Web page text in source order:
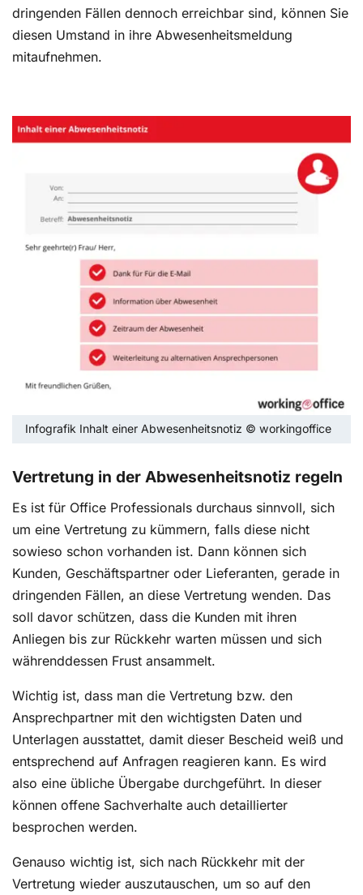
dringenden Fällen dennoch erreichbar sind, können Sie
diesen Umstand in ihre Abwesenheitsmeldung
mitaufnehmen.
Infografik Inhalt einer Abwesenheitsnotiz © workingoffice
Vertretung in der Abwesenheitsnotiz regeln
Es ist für Office Professionals durchaus sinnvoll, sich
um eine Vertretung zu kümmern, falls diese nicht
sowieso schon vorhanden ist. Dann können sich
Kunden, Geschäftspartner oder Lieferanten, gerade in
dringenden Fällen, an diese Vertretung wenden. Das
soll davor schützen, dass die Kunden mit ihren
Anliegen bis zur Rückkehr warten müssen und sich
währenddessen Frust ansammelt.
Wichtig ist, dass man die Vertretung bzw. den
Ansprechpartner mit den wichtigsten Daten und
Unterlagen ausstattet, damit dieser Bescheid weiß und
entsprechend auf Anfragen reagieren kann. Es wird
also eine übliche Übergabe durchgeführt. In dieser
können offene Sachverhalte auch detaillierter
besprochen werden.
Genauso wichtig ist, sich nach Rückkehr mit der
Vertretung wieder auszutauschen, um so auf den